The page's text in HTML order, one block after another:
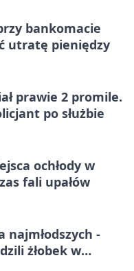
bankomacie
utratę pieniędzy
prawie 2 promile.
po służbie
ochłody w
fali upałów
najmłodszych -
żłobek w